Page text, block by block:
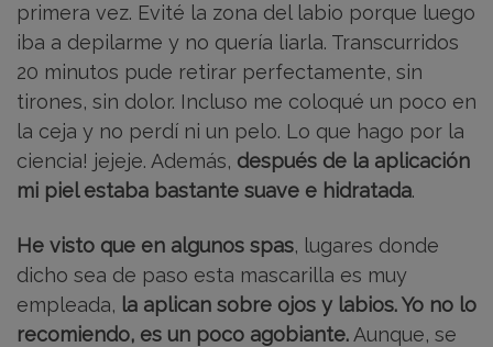
primera vez. Evité la zona del labio porque luego
iba a depilarme y no quería liarla. Transcurridos
20 minutos pude retirar perfectamente, sin
tirones, sin dolor. Incluso me coloqué un poco en
la ceja y no perdí ni un pelo. Lo que hago por la
ciencia! jejeje. Además, después de la aplicación
mi piel estaba bastante suave e hidratada.
He visto que en algunos spas, lugares donde
dicho sea de paso esta mascarilla es muy
empleada, la aplican sobre ojos y labios. Yo no lo
recomiendo, es un poco agobiante. Aunque, se